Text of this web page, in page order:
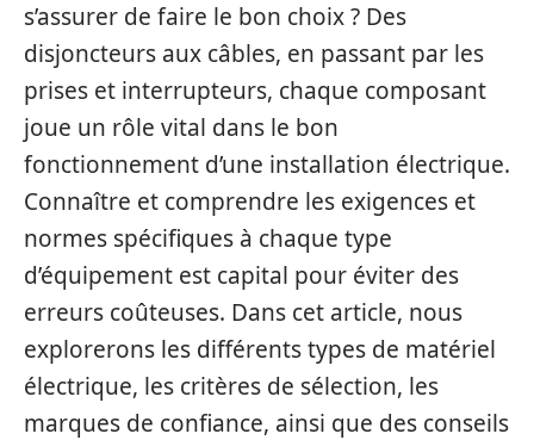
s’assurer de faire le bon choix ? Des
disjoncteurs aux câbles, en passant par les
prises et interrupteurs, chaque composant
joue un rôle vital dans le bon
fonctionnement d’une installation électrique.
Connaître et comprendre les exigences et
normes spécifiques à chaque type
d’équipement est capital pour éviter des
erreurs coûteuses. Dans cet article, nous
explorerons les différents types de matériel
électrique, les critères de sélection, les
marques de confiance, ainsi que des conseils